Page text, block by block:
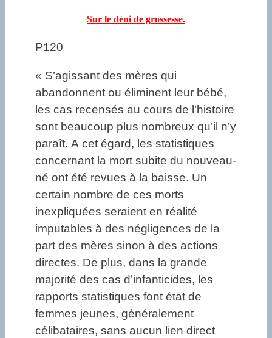
Sur le déni de grossesse.
P120
« S’agissant des mères qui
abandonnent ou éliminent leur bébé,
les cas recensés au cours de l’histoire
sont beaucoup plus nombreux qu’il n’y
paraît. A cet égard, les statistiques
concernant la mort subite du nouveau-
né ont été revues à la baisse. Un
certain nombre de ces morts
inexpliquées seraient en réalité
imputables à des négligences de la
part des mères sinon à des actions
directes. De plus, dans la grande
majorité des cas d’infanticides, les
rapports statistiques font état de
femmes jeunes, généralement
célibataires, sans aucun lien direct